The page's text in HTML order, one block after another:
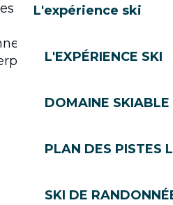
L'expérience ski
L'EXPÉRIENCE SKI
DOMAINE SKIABLE
PLAN DES PISTES
SKI DE
Chavannes
à côté du golf